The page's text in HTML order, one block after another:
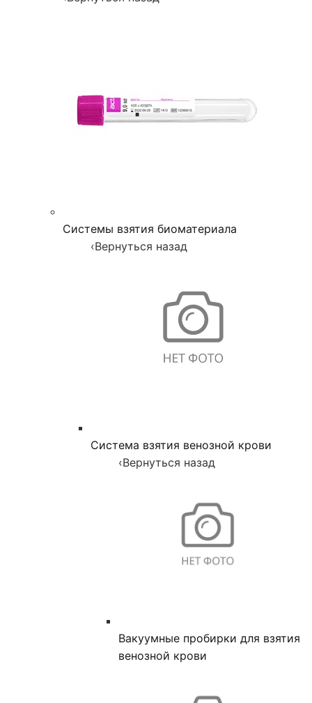
Системы взятия биоматериала
‹Вернуться назад
Система взятия венозной крови
‹Вернуться назад
Вакуумные пробирки для взятия
венозной крови